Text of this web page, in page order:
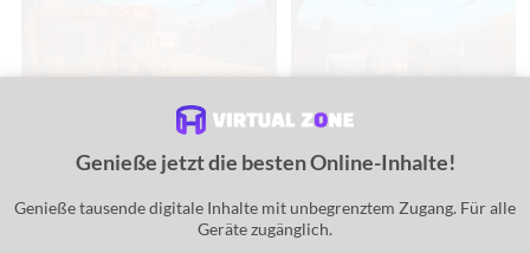
Erlebe dich in ein VR-Wild-West-Abenteuer. Aufwirbelnde Feuergefächte und
Verfolgungsjagden - erhöhe dein Adrenalin in der VR-Welt.
Genieße jetzt die besten Online-Inhalte!
Genieße tausende digitale Inhalte mit unbegrenztem Zugang. Für alle
Geräte zugänglich.